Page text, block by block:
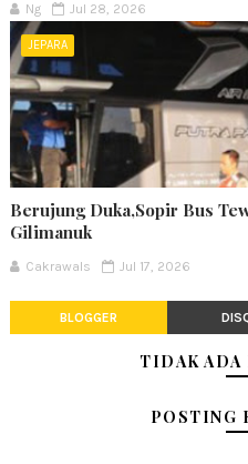
Ng Jul 28, 2026
JEPARA
Berujung Duka,Sopir Bus
Gilimanuk
Cakrawals Jul 17, 2026
BLOGGER
TIDAK ADA
POSTING